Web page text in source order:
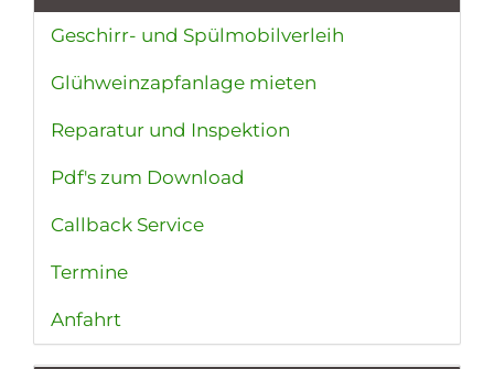
Geschirr- und Spülmobilverleih
Glühweinzapfanlage mieten
Reparatur und Inspektion
Pdf's zum Download
Callback Service
Termine
Anfahrt